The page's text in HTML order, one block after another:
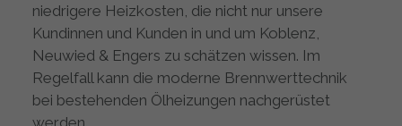
niedrigere Heizkosten, die nicht nur unsere
Kundinnen und Kunden in und um Koblenz,
Neuwied & Engers zu schätzen wissen. Im
Regelfall kann die moderne Brennwerttechnik
bei bestehenden Ölheizungen nachgerüstet
werden.